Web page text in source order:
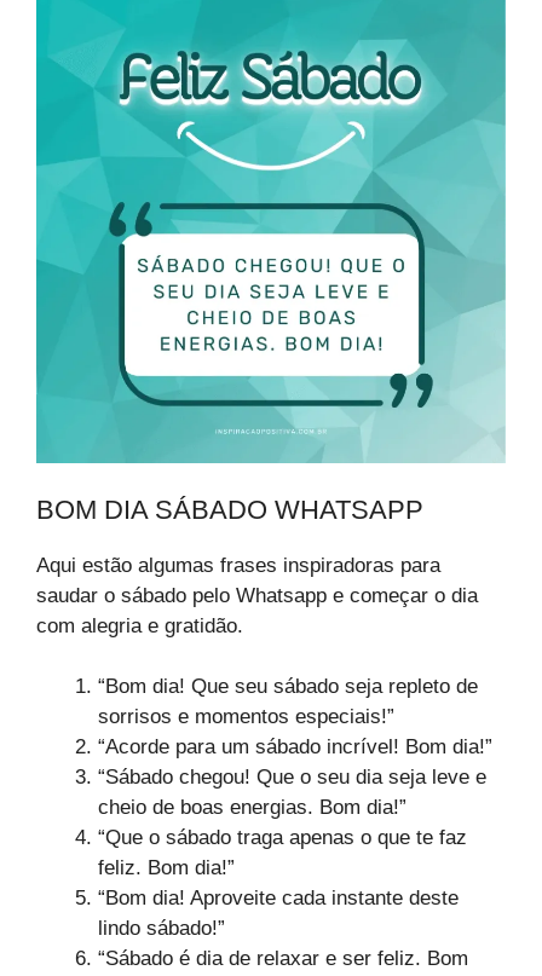
BOM DIA SÁBADO WHATSAPP
Aqui estão algumas frases inspiradoras para
saudar o sábado pelo Whatsapp e começar o dia
com alegria e gratidão.
“Bom dia! Que seu sábado seja repleto de
sorrisos e momentos especiais!”
“Acorde para um sábado incrível! Bom dia!”
“Sábado chegou! Que o seu dia seja leve e
cheio de boas energias. Bom dia!”
“Que o sábado traga apenas o que te faz
feliz. Bom dia!”
“Bom dia! Aproveite cada instante deste
lindo sábado!”
“Sábado é dia de relaxar e ser feliz. Bom